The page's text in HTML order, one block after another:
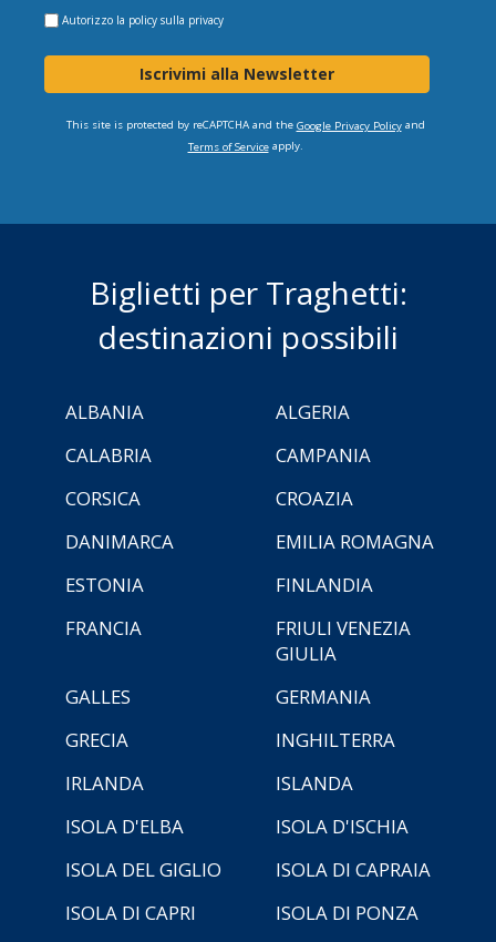
Autorizzo la policy sulla privacy
Iscrivimi alla Newsletter
This site is protected by reCAPTCHA and the Google Privacy Policyand
Terms of Serviceapply.
Biglietti per Traghetti:
destinazioni possibili
ALBANIA
ALGERIA
CALABRIA
CAMPANIA
CORSICA
CROAZIA
DANIMARCA
EMILIA ROMAGNA
ESTONIA
FINLANDIA
FRANCIA
FRIULI VENEZIA
GIULIA
GALLES
GERMANIA
GRECIA
INGHILTERRA
IRLANDA
ISLANDA
ISOLA D'ELBA
ISOLA D'ISCHIA
ISOLA DEL GIGLIO
ISOLA DI CAPRAIA
ISOLA DI CAPRI
ISOLA DI PONZA